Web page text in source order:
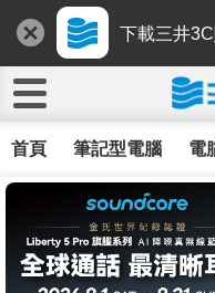
下載三井
首頁 筆記型電腦 電